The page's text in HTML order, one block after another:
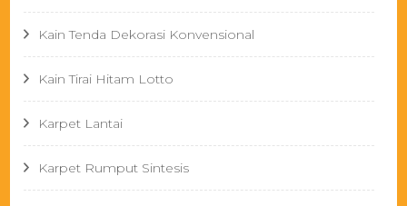
Kain Tenda Dekorasi Konvensional
Kain Tirai Hitam Lotto
Karpet Lantai
Karpet Rumput Sintesis